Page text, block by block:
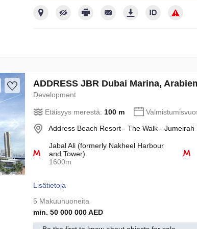
ADDRESS JBR Dubai Marina,
Development
Etäisyys merestä: 100 m
Address Beach Resort - The Walk -
Jabal Ali (formerly Nakheel Harbour
and Tower)
1600m
Lisätietoja
5 Makuuhuoneita
min. 50 000 000 AED